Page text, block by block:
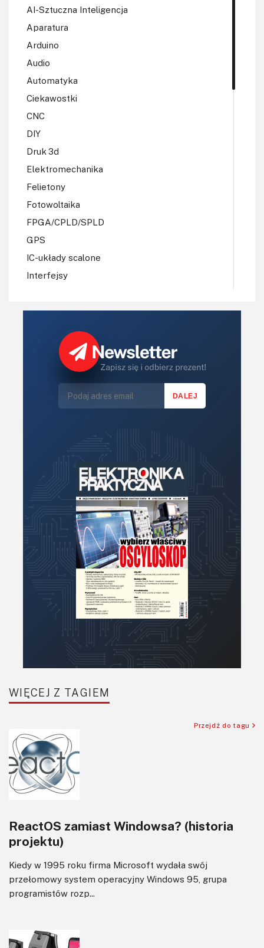
AI-Sztuczna Inteligencja
Aparatura
Arduino
Audio
Automatyka
Ciekawostki
CNC
DIY
Druk 3d
Elektromechanika
Felietony
Fotowoltaika
FPGA/CPLD/SPLD
GPS
IC-układy scalone
Interfejsy
Koła Naukowe
LED/LCD/OLED
Mechatronika
Optoelektronika
PCB/Montaż
Podstawy elektroniki
Podzespoły bierne
Półprzewodniki
Pomiary i testy
Projektowanie
Sensory
Software
Sterowanie
Transformatory
Tranzystory
Wzmacniacze
Zasilanie
WIĘCEJ Z TAGIEM
Przejdź do tagu
ReactOS zamiast Windowsa? (historia
projektu)
Kiedy w 1995 roku firma Microsoft wydała swój
przełomowy system operacyjny Windows 95, grupa
programistów rozp...